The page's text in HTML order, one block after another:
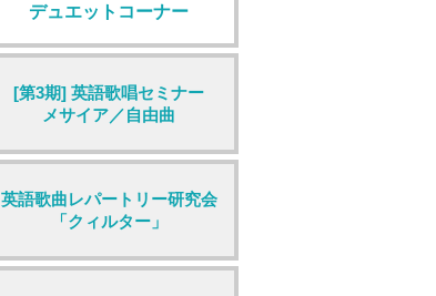
デュエットコーナー
[第3期] 英語歌唱セミナー
メサイア／自由曲
英語歌曲レパートリー研究会
「クィルター」